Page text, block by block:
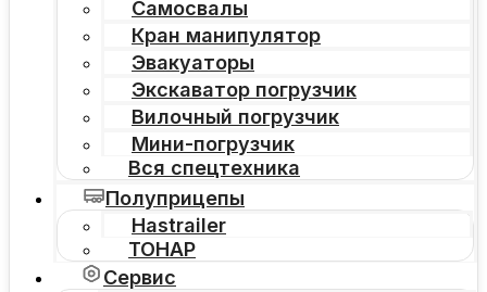
Самосвалы
Кран манипулятор
Эвакуаторы
Экскаватор погрузчик
Вилочный погрузчик
Мини-погрузчик
Вся спецтехника
Полуприцепы
Hastrailer
ТОНАР
Сервис